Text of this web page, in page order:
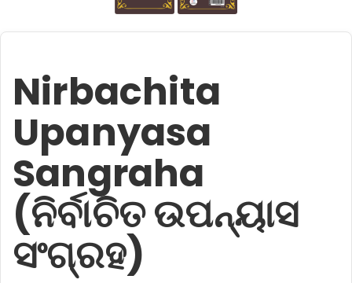
Nirbachita
Upanyasa
Sangraha
(ନିର୍ବାଚିତ ଉପନ୍ୟାସ
ସଂଗ୍ରହ)